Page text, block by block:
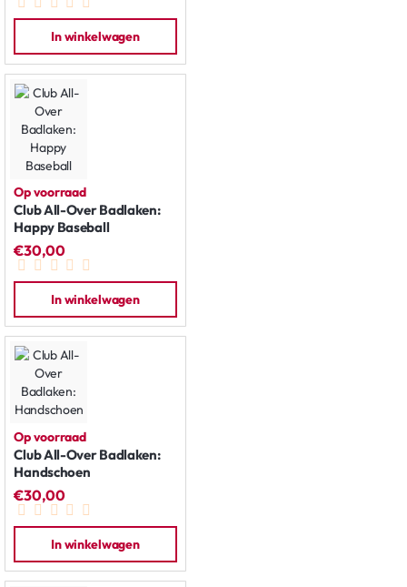
In winkelwagen
Op voorraad
Club All-Over Badlaken:
Happy Baseball
€30,00
In winkelwagen
Op voorraad
Club All-Over Badlaken:
Handschoen
€30,00
In winkelwagen